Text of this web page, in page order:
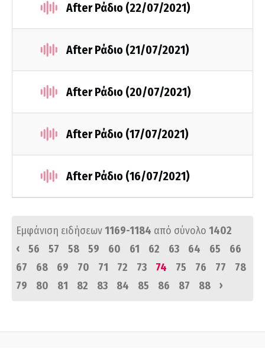
After Ράδιο (22/07/2021)
After Ράδιο (21/07/2021)
After Ράδιο (20/07/2021)
After Ράδιο (17/07/2021)
After Ράδιο (16/07/2021)
Εμφάνιση ειδήσεων1169-1184 από σύνολο 1402
‹
56 57 58 59 60 61 62 63 64 65
66
67
68 69 70 71 72 73 74 75 76 77
78
79
80 81 82 83 84 85 86 87 88 ›